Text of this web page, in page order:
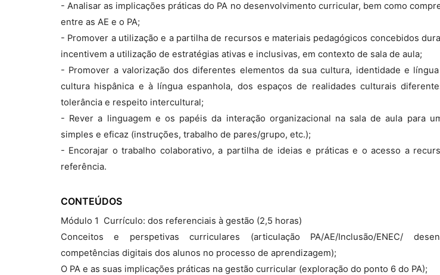
- Analisar as implicações práticas do PA no desenvolvimento curricular, bem como
entre as AE e o PA;
- Promover a utilização e a partilha de recursos e materiais pedagógicos concebidos
incentivem a utilização de estratégias ativas e inclusivas, em contexto de sala de aula;
- Promover a valorização dos diferentes elementos da sua cultura, identidade e
cultura hispânica e à língua espanhola, dos espaços de realidades culturais
tolerância e respeito intercultural;
- Rever a linguagem e os papéis da interação organizacional na sala de aula para
simples e eficaz (instruções, trabalho de pares/grupo, etc.);
- Encorajar o trabalho colaborativo, a partilha de ideias e práticas e o acesso a
referência.
CONTEÚDOS
Módulo 1  Currículo: dos referenciais à gestão (2,5 horas)
Conceitos e perspetivas curriculares (articulação PA/AE/Inclusão/ENEC/
competências digitais dos alunos no processo de aprendizagem);
O PA e as suas implicações práticas na gestão curricular (exploração do ponto 6 do PA);